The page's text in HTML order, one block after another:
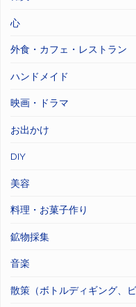
心
外食・カフェ・レストラン
ハンドメイド
映画・ドラマ
お出かけ
DIY
美容
料理・お菓子作り
鉱物採集
音楽
散策（ボトルディギング、